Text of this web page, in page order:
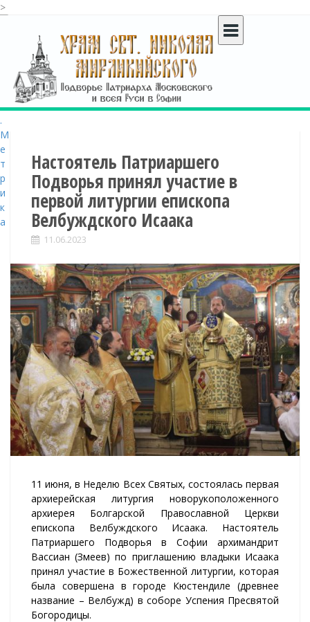
>
c
o
n
t
e
n
t
Настоятель Патриаршего
Подворья принял участие в
первой литургии епископа
Велбуждского Исаака
11.06.2023
11 июня, в Неделю Всех Святых, состоялась первая
архиерейская литургия новорукоположенного
архиерея Болгарской Православной Церкви
епископа Велбуждского Исаака. Настоятель
Патриаршего Подворья в Софии архимандрит
Вассиан (Змеев) по приглашению владыки Исаака
принял участие в Божественной литургии, которая
была совершена в городе Кюстендиле (древнее
название – Велбужд) в соборе Успения Пресвятой
Богородицы.